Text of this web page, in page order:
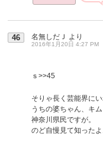
46 名無しだＪ より
2016年1月20日 4:27 PM
ｓ >>45
そりゃ長く芸能界にい
うちの婆ちゃん、キ
神奈川県民ですが。
のど自慢見て知ったよ